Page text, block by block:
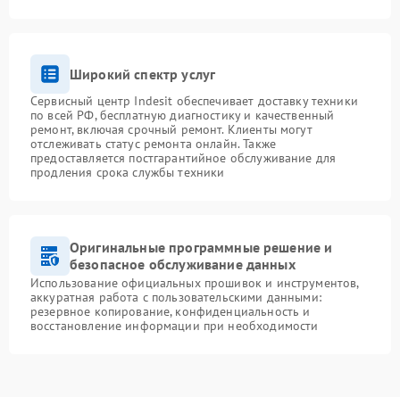
Широкий спектр услуг
Сервисный центр Indesit обеспечивает доставку техники
по всей РФ, бесплатную диагностику и качественный
ремонт, включая срочный ремонт. Клиенты могут
отслеживать статус ремонта онлайн. Также
предоставляется постгарантийное обслуживание для
продления срока службы техники
Оригинальные программные решение и
безопасное обслуживание данных
Использование официальных прошивок и инструментов,
аккуратная работа с пользовательскими данными:
резервное копирование, конфиденциальность и
восстановление информации при необходимости